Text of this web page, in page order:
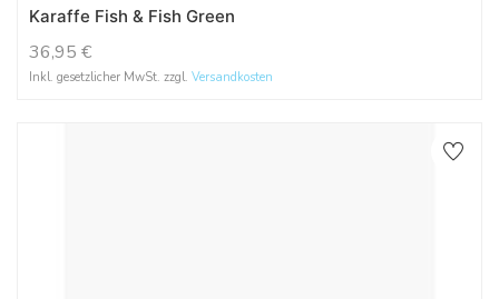
Karaffe Fish & Fish Green
36,95 €
Inkl. gesetzlicher MwSt. zzgl. Versandkosten